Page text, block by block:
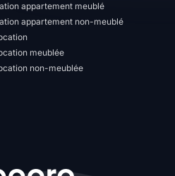
avant les
sur honoraires
appartement meublé
appartement non-meublé
meublée
non-meublée